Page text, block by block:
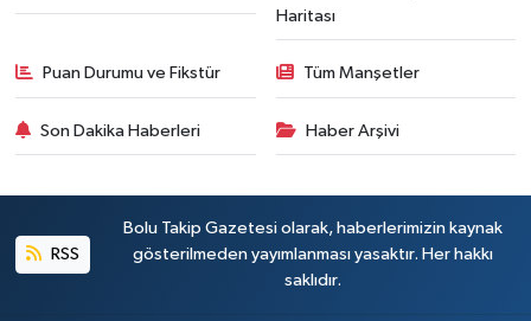
Haritası
Puan Durumu ve Fikstür Tüm Manşetler
Son Dakika Haberleri Haber Arşivi
RSS
Bolu Takip Gazetesi olarak, haberlerimizin kaynak
gösterilmeden yayımlanması yasaktır. Her hakkı
saklıdır.